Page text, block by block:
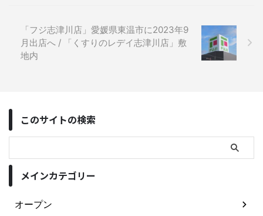
「フジ志津川店」愛媛県東温市に2023年9
月出店へ / 「くすりのレデイ志津川店」敷
地内
このサイトの検索
メインカテゴリー
オープン